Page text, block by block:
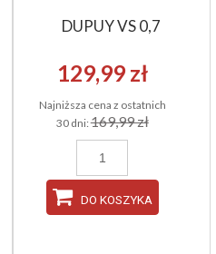
DUPUY VS 0,7
129,99 zł
Najniższa cena z ostatnich
30 dni:169,99 zł
DO KOSZYKA